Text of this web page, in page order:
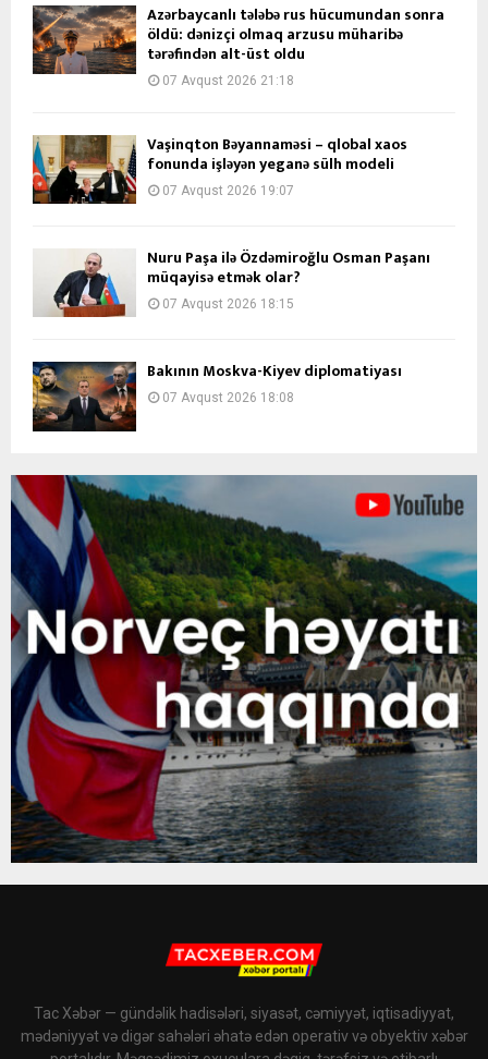
Azərbaycanlı tələbə rus hücumundan sonra
öldü: dənizçi olmaq arzusu müharibə
tərəfindən alt-üst oldu
07 Avqust 2026 21:18
Vaşinqton Bəyannaməsi – qlobal xaos
fonunda işləyən yeganə sülh modeli
07 Avqust 2026 19:07
Nuru Paşa ilə Özdəmiroğlu Osman Paşanı
müqayisə etmək olar?
07 Avqust 2026 18:15
Bakının Moskva-Kiyev diplomatiyası
07 Avqust 2026 18:08
Tac Xəbər — gündəlik hadisələri, siyasət, cəmiyyət, iqtisadiyyat,
mədəniyyət və digər sahələri əhatə edən operativ və obyektiv xəbər